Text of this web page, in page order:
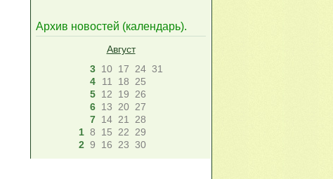
Архив новостей (календарь).
Август
3 10 17 24 31
4
11 18
25
5 12 19
26
6 13 20 27
7 14 21
28
1 8 15 22
29
2 9 16 23 30